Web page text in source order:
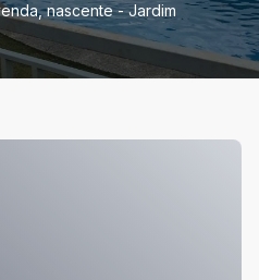
nascente - Jardim